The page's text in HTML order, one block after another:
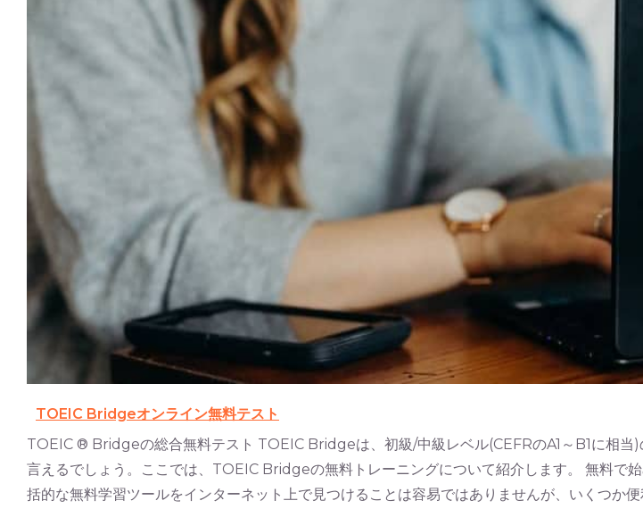
TOEIC Bridgeオンライン無料テスト
TOEIC ® Bridgeの総合無料テスト TOEIC Bridgeは、初級/中級レベル(CEFRのA1～B1に相
言えるでしょう。ここでは、TOEIC Bridgeの無料トレーニングについて紹介します。 無料
括的な無料学習ツールをインターネット上で見つけることは容易ではありませんが、いくつか